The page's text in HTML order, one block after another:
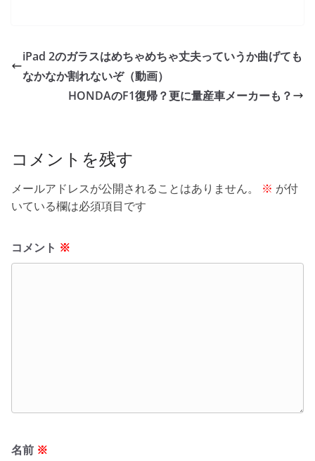
e
b
er et
iPad 2のガラスはめちゃめちゃ丈夫っていうか曲げても
なかなか割れないぞ（動画）
HONDAのF1復帰？更に量産車メーカーも？
コメントを残す
メールアドレスが公開されることはありません。 ※ が付
いている欄は必須項目です
コメント ※
名前 ※